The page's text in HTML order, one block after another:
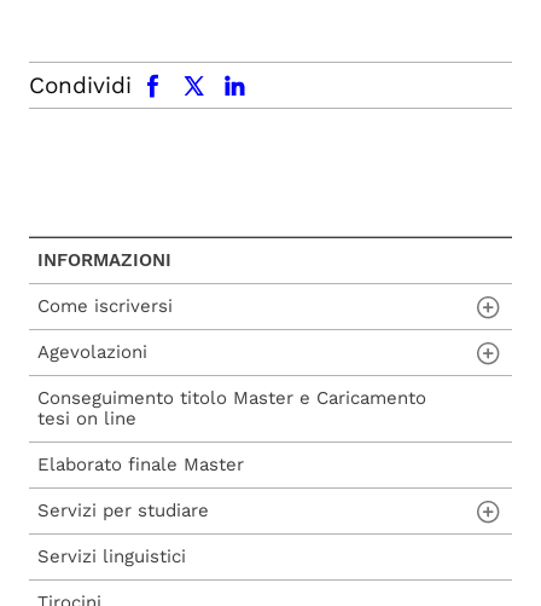
Condividi
facebook x.com linkedin
INFORMAZIONI
Come iscriversi
Procedura di ammissione
Procedura di iscrizione a seguito di
ammissione
Procedura di iscrizione diretta
Agevolazioni
Carta del Docente
Voucher 2025
Voucher 2026
Conseguimento titolo Master e Caricamento
tesi on line
Elaborato finale Master
Servizi per studiare
Aule studio e informatiche
Servizi linguistici